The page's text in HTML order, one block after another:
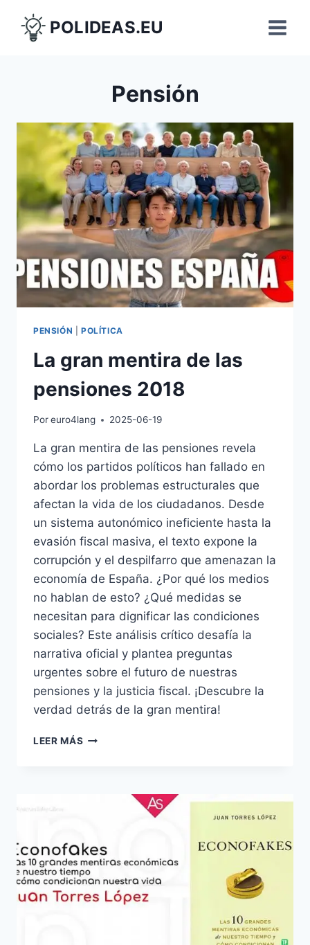
contenido
POLIDEAS.EU
Pensión
PENSIÓN POLÍTICA
La gran mentira de las
pensiones 2018
Poreuro4lang 2025-06-19
La gran mentira de las pensiones revela
cómo los partidos políticos han fallado en
abordar los problemas estructurales que
afectan la vida de los ciudadanos. Desde
un sistema autonómico ineficiente hasta la
evasión fiscal masiva, el texto expone la
corrupción y el despilfarro que amenazan la
economía de España. ¿Por qué los medios
no hablan de esto? ¿Qué medidas se
necesitan para dignificar las condiciones
sociales? Este análisis crítico desafía la
narrativa oficial y plantea preguntas
urgentes sobre el futuro de nuestras
pensiones y la justicia fiscal. ¡Descubre la
verdad detrás de la gran mentira!
LEER MÁS LA